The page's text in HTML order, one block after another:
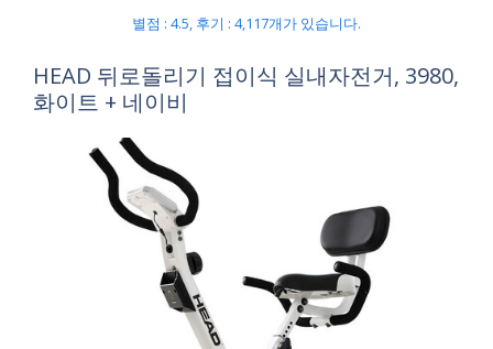
별점 : 4.5, 후기 : 4,117개가 있습니다.
HEAD 뒤로돌리기 접이식 실내자전거, 3980,
화이트 + 네이비